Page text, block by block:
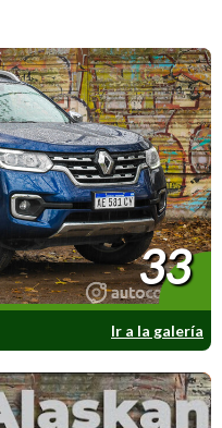
Ir a la galería
33